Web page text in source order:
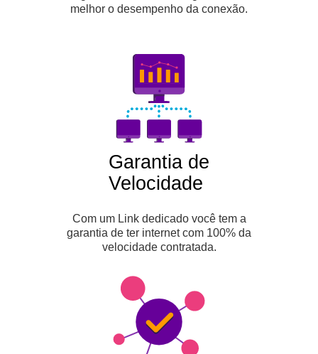
melhor o desempenho da conexão.
Garantia de
Velocidade
Com um Link dedicado você tem a
garantia de ter internet com 100% da
velocidade contratada.